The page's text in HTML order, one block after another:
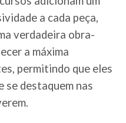
a cada peça,
verdadeira obra-
a máxima
permitindo que eles
se destaquem nas